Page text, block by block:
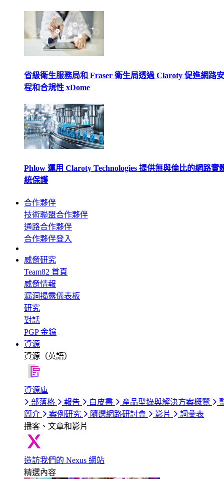
省級衛生服務局和 Fraser 衛生局透過 Claroty 促進網路
程和合規性 xDome
Phlow 運用 Claroty Technologies 提供無與倫比的網路實
統保護
合作夥伴
技術聯盟合作夥伴
通路合作夥伴
合作夥伴登入
威脅研究
Team82 首頁
威脅情報
漏洞揭露儀表板
研究
對話
PGP 金鑰
資源
資源（英語）
資源庫
部落格
報告 白皮書 產品型錄與解決方案概覽
簡介
案例研究 隨選網路研討會 影片
詞彙表
播客、文章和影片
造訪我們的 Nexus 網站
精選內容